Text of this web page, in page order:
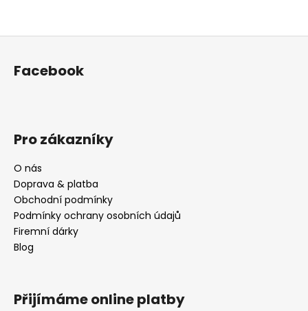
Z
Facebook
Pro zákazníky
O nás
Doprava & platba
Obchodní podmínky
Podmínky ochrany osobních údajů
Firemní dárky
Blog
Přijímáme online platby